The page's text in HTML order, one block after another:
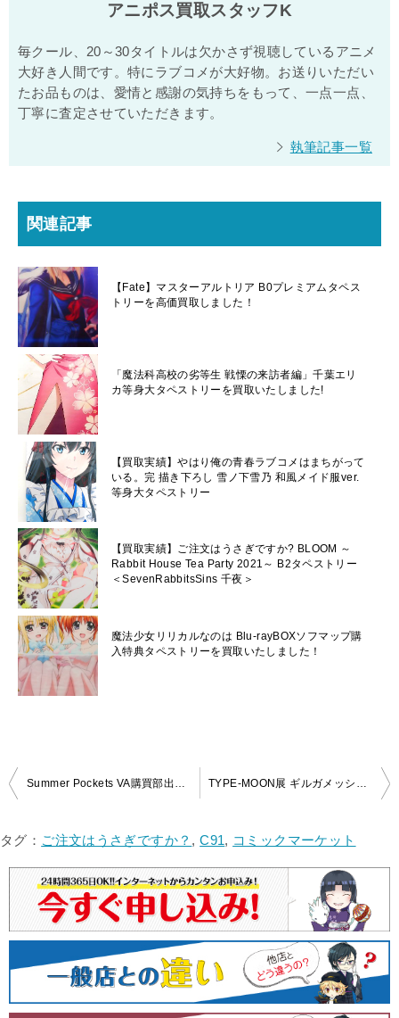
アニポス買取スタッフK
毎クール、20～30タイトルは欠かさず視聴しているアニメ
大好き人間です。特にラブコメが大好物。お送りいただい
たお品ものは、愛情と感謝の気持ちをもって、一点一点、
丁寧に査定させていただきます。
執筆記事一覧
関連記事
【Fate】マスターアルトリア B0プレミアムタペス
トリーを高価買取しました！
「魔法科高校の劣等生 戦慄の来訪者編」千葉エリ
カ等身大タペストリーを買取いたしました!
【買取実績】やはり俺の青春ラブコメはまちがって
いる。完 描き下ろし 雪ノ下雪乃 和風メイド服ver.
等身大タペストリー
【買取実績】ご注文はうさぎですか? BLOOM ～
Rabbit House Tea Party 2021～ B2タペストリー
＜SevenRabbitsSins 千夜＞
魔法少女リリカルなのは Blu-rayBOXソフマップ購
入特典タペストリーを買取いたしました！
投
ナ
シ
ョ
タグ： ご注文はうさぎですか？ ,C91, コミックマーケット